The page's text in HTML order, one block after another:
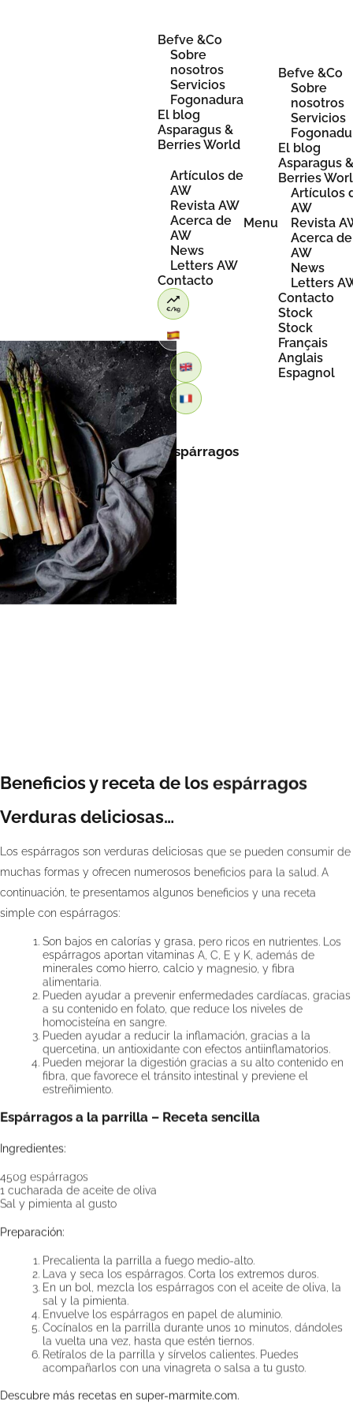
Befve &Co
Sobre
nosotros
Servicios
Fogonadura
El blog
Asparagus &
Berries World
Artículos de
AW
Revista AW
Acerca de
AW
News
Letters AW
Contacto
Menu
Befve &Co
Sobre
nosotros
Servicios
El blog
Asparagus
Berries
Artículos
AW
Revista
Acerca de
AW
News
Letters
Contacto
Stock
Stock
Français
Anglais
Espagnol
Retour
Beneficios y receta de los espárragos
Beneficios y receta de los espárragos
Verduras deliciosas…
Los espárragos son verduras deliciosas que se pueden consumir de
muchas formas y ofrecen numerosos beneficios para la salud. A
continuación, te presentamos algunos beneficios y una receta
simple con espárragos:
Son bajos en calorías y grasa, pero ricos en nutrientes. Los
espárragos aportan vitaminas A, C, E y K, además de
minerales como hierro, calcio y magnesio, y fibra
alimentaria.
Pueden ayudar a prevenir enfermedades cardíacas, gracias
a su contenido en folato, que reduce los niveles de
homocisteína en sangre.
Pueden ayudar a reducir la inflamación, gracias a la
quercetina, un antioxidante con efectos antiinflamatorios.
Pueden mejorar la digestión gracias a su alto contenido en
fibra, que favorece el tránsito intestinal y previene el
estreñimiento.
Espárragos a la parrilla – Receta sencilla
Ingredientes:
450g espárragos
1 cucharada de aceite de oliva
Sal y pimienta al gusto
Preparación:
Precalienta la parrilla a fuego medio-alto.
Lava y seca los espárragos. Corta los extremos duros.
En un bol, mezcla los espárragos con el aceite de oliva, la
sal y la pimienta.
Envuelve los espárragos en papel de aluminio.
Cocínalos en la parrilla durante unos 10 minutos, dándoles
la vuelta una vez, hasta que estén tiernos.
Retíralos de la parrilla y sírvelos calientes. Puedes
acompañarlos con una vinagreta o salsa a tu gusto.
Descubre más recetas en super-marmite.com.